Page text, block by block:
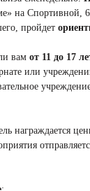
на Спортивной,
пройдет
вам от 11 до 17
или
награждается